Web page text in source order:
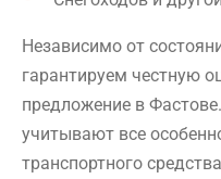
Независимо от
гарантируем честную
предложение в
учитывают все
транспортного